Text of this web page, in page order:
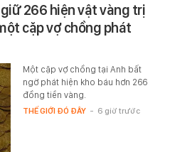
266 hiện vật vàng trị
cặp vợ chồng phát
Một cặp vợ chồng tại Anh bất
ngờ phát hiện kho báu hơn 266
đồng tiền vàng.
THẾ GIỚI ĐÓ ĐÂY - 6 giờ trước